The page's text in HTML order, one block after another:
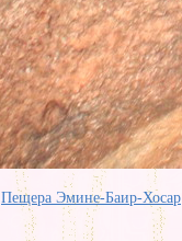
Пещера Эмине-Баир-Хосар